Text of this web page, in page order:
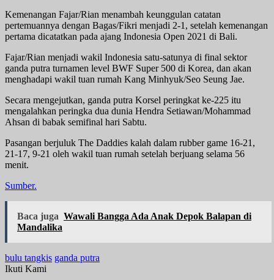
Kemenangan Fajar/Rian menambah keunggulan catatan
pertemuannya dengan Bagas/Fikri menjadi 2-1, setelah kemenangan
pertama dicatatkan pada ajang Indonesia Open 2021 di Bali.
Fajar/Rian menjadi wakil Indonesia satu-satunya di final sektor
ganda putra turnamen level BWF Super 500 di Korea, dan akan
menghadapi wakil tuan rumah Kang Minhyuk/Seo Seung Jae.
Secara mengejutkan, ganda putra Korsel peringkat ke-225 itu
mengalahkan peringka dua dunia Hendra Setiawan/Mohammad
Ahsan di babak semifinal hari Sabtu.
Pasangan berjuluk The Daddies kalah dalam rubber game 16-21,
21-17, 9-21 oleh wakil tuan rumah setelah berjuang selama 56
menit.
Sumber.
Baca juga Wawali Bangga Ada Anak Depok Balapan di
Mandalika
bulu tangkis ganda putra
Ikuti Kami